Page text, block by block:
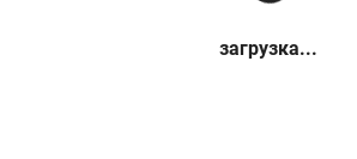
загрузка...